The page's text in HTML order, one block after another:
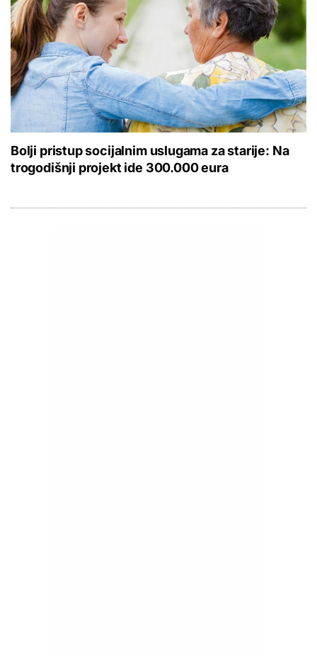
Bolji pristup socijalnim uslugama za starije: Na
trogodišnji projekt ide 300.000 eura